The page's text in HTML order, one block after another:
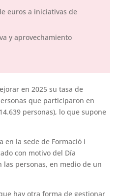
euros a iniciativas de
y aprovechamiento
en 2025 su tasa de
que participaron en
personas), lo que supone
en la sede de Formació i
con motivo del Día
personas, en medio de un
hay otra forma de gestionar